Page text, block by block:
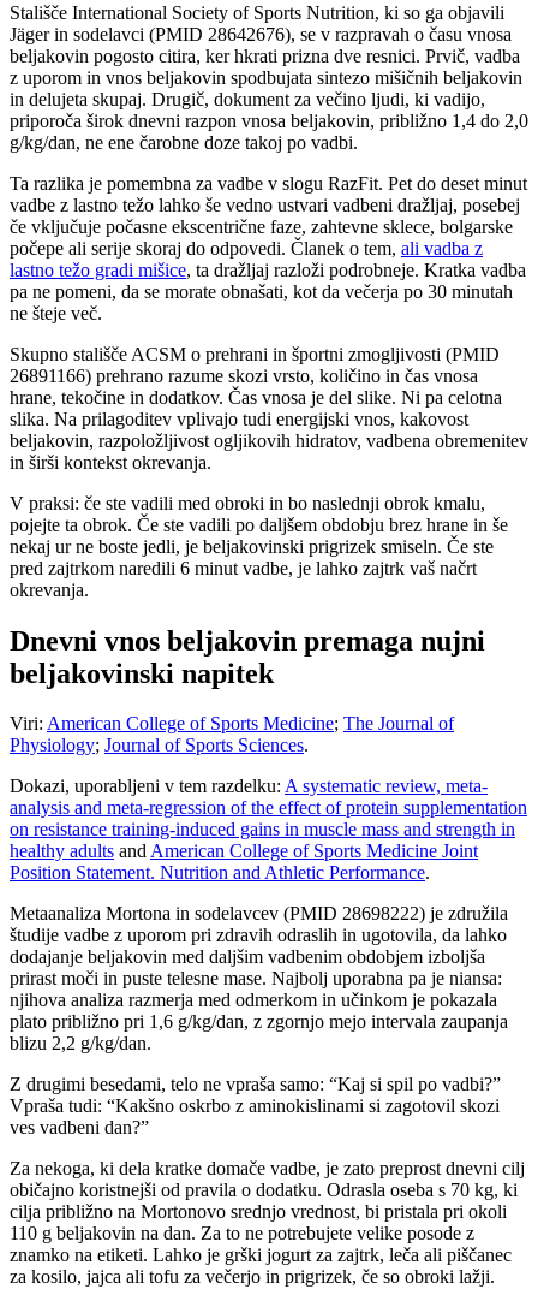
Stališče International Society of Sports Nutrition, ki so ga objavili
Jäger in sodelavci (PMID 28642676), se v razpravah o času vnosa
beljakovin pogosto citira, ker hkrati prizna dve resnici. Prvič, vadba
z uporom in vnos beljakovin spodbujata sintezo mišičnih beljakovin
in delujeta skupaj. Drugič, dokument za večino ljudi, ki vadijo,
priporoča širok dnevni razpon vnosa beljakovin, približno 1,4 do 2,0
g/kg/dan, ne ene čarobne doze takoj po vadbi.
Ta razlika je pomembna za vadbe v slogu RazFit. Pet do deset minut
vadbe z lastno težo lahko še vedno ustvari vadbeni dražljaj, posebej
če vključuje počasne ekscentrične faze, zahtevne sklece, bolgarske
počepe ali serije skoraj do odpovedi. Članek o tem, ali vadba z
lastno težo gradi mišice, ta dražljaj razloži podrobneje. Kratka vadba
pa ne pomeni, da se morate obnašati, kot da večerja po 30 minutah
ne šteje več.
Skupno stališče ACSM o prehrani in športni zmogljivosti (PMID
26891166) prehrano razume skozi vrsto, količino in čas vnosa
hrane, tekočine in dodatkov. Čas vnosa je del slike. Ni pa celotna
slika. Na prilagoditev vplivajo tudi energijski vnos, kakovost
beljakovin, razpoložljivost ogljikovih hidratov, vadbena obremenitev
in širši kontekst okrevanja.
V praksi: če ste vadili med obroki in bo naslednji obrok kmalu,
pojejte ta obrok. Če ste vadili po daljšem obdobju brez hrane in še
nekaj ur ne boste jedli, je beljakovinski prigrizek smiseln. Če ste
pred zajtrkom naredili 6 minut vadbe, je lahko zajtrk vaš načrt
okrevanja.
Dnevni vnos beljakovin premaga nujni
beljakovinski napitek
Viri: American College of Sports Medicine; The Journal of
Physiology; Journal of Sports Sciences.
Dokazi, uporabljeni v tem razdelku: A systematic review, meta-
analysis and meta-regression of the effect of protein supplementation
on resistance training-induced gains in muscle mass and strength in
healthy adults andAmerican College of Sports Medicine Joint
Position Statement. Nutrition and Athletic Performance.
Metaanaliza Mortona in sodelavcev (PMID 28698222) je združila
študije vadbe z uporom pri zdravih odraslih in ugotovila, da lahko
dodajanje beljakovin med daljšim vadbenim obdobjem izboljša
prirast moči in puste telesne mase. Najbolj uporabna pa je niansa:
njihova analiza razmerja med odmerkom in učinkom je pokazala
plato približno pri 1,6 g/kg/dan, z zgornjo mejo intervala zaupanja
blizu 2,2 g/kg/dan.
Z drugimi besedami, telo ne vpraša samo: “Kaj si spil po vadbi?”
Vpraša tudi: “Kakšno oskrbo z aminokislinami si zagotovil skozi
ves vadbeni dan?”
Za nekoga, ki dela kratke domače vadbe, je zato preprost dnevni cilj
običajno koristnejši od pravila o dodatku. Odrasla oseba s 70 kg, ki
cilja približno na Mortonovo srednjo vrednost, bi pristala pri okoli
110 g beljakovin na dan. Za to ne potrebujete velike posode z
znamko na etiketi. Lahko je grški jogurt za zajtrk, leča ali piščanec
za kosilo, jajca ali tofu za večerjo in prigrizek, če so obroki lažji.